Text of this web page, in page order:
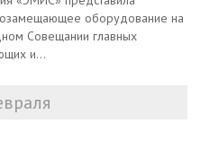
оборудование на
Совещании главных
и...